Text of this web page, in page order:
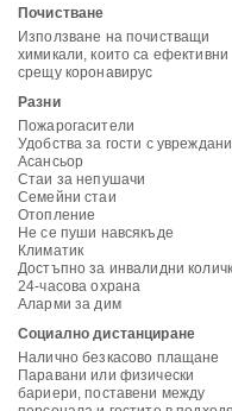
Почистване
Използване на почистващи
химикали, които са ефективни
срещу коронавирус
Разни
Пожарогасители
Удобства за гости с
Асансьор
Стаи за непушачи
Семейни стаи
Отопление
Не се пуши навсякъде
Климатик
Достъпно за инвалидни
24-часова охрана
Аларми за дим
Социално дистанциране
Налично безкасово плащане
Паравани или физически
бариери, поставени между